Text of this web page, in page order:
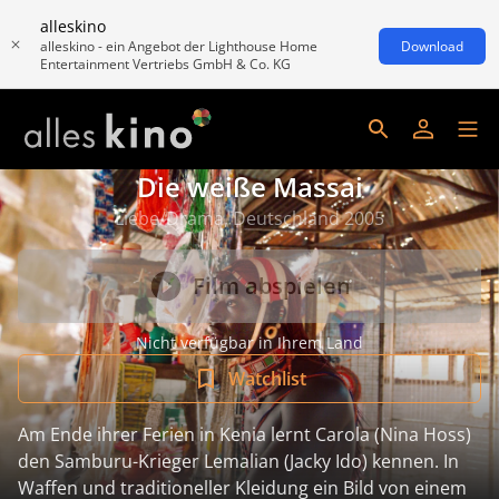
alleskino
alleskino - ein Angebot der Lighthouse Home
Entertainment Vertriebs GmbH & Co. KG
Download
Die weiße Massai
Liebe/Drama, Deutschland 2005
Film abspielen
Nicht verfügbar in Ihrem Land
Watchlist
Am Ende ihrer Ferien in Kenia lernt Carola (Nina Hoss)
den Samburu-Krieger Lemalian (Jacky Ido) kennen. In
Waffen und traditioneller Kleidung ein Bild von einem